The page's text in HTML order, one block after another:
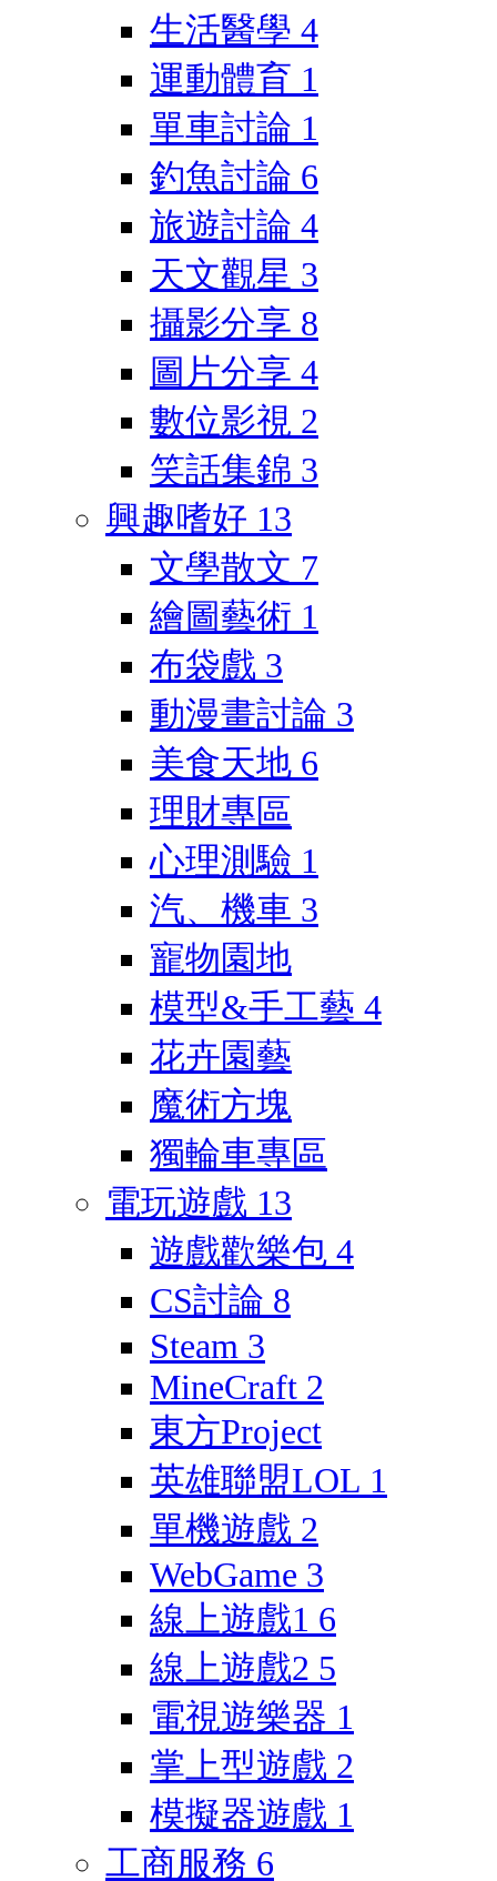
生活醫學 4
運動體育 1
單車討論 1
釣魚討論 6
旅遊討論 4
天文觀星 3
攝影分享 8
圖片分享 4
數位影視 2
笑話集錦 3
興趣嗜好 13
文學散文 7
繪圖藝術 1
布袋戲 3
動漫畫討論 3
美食天地 6
理財專區
心理測驗 1
汽、機車 3
寵物園地
模型&手工藝 4
花卉園藝
魔術方塊
獨輪車專區
電玩遊戲 13
遊戲歡樂包 4
CS討論 8
Steam 3
MineCraft 2
東方Project
英雄聯盟LOL 1
單機遊戲 2
WebGame 3
線上遊戲1 6
線上遊戲2 5
電視遊樂器 1
掌上型遊戲 2
模擬器遊戲 1
工商服務 6